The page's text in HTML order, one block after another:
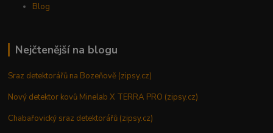
Blog
Nejčtenější na blogu
Sraz detektorářů na Bozeňově (zipsy.cz)
Nový detektor kovů Minelab X TERRA PRO (zipsy.cz)
Chabařovický sraz detektorářů (zipsy.cz)